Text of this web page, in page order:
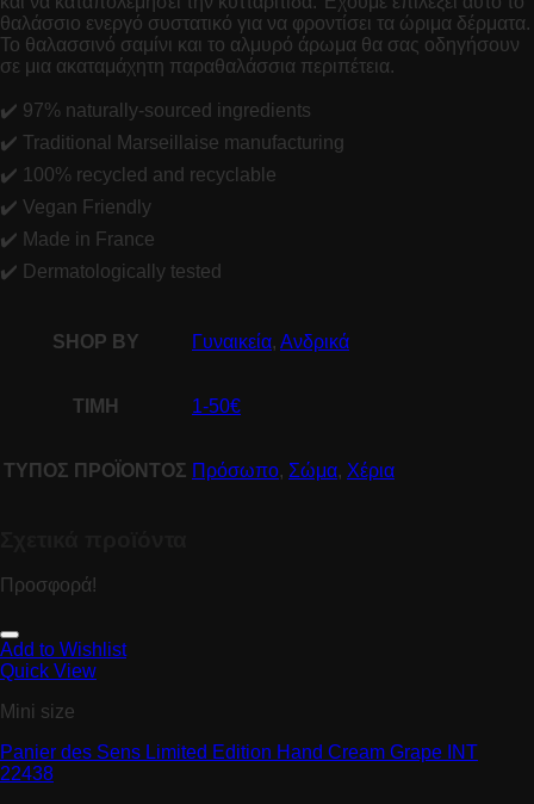
θαλάσσιο ενεργό συστατικό για να φροντίσει τα ώριμα δέρματα.
Το θαλασσινό σαμίνι και το αλμυρό άρωμα θα σας οδηγήσουν
σε μια ακαταμάχητη παραθαλάσσια περιπέτεια.
✔️ 97% naturally-sourced ingredients
✔️ Traditional Marseillaise manufacturing
✔️ 100% recycled and recyclable
✔️ Vegan Friendly
✔️ Made in France
✔️ Dermatologically tested
SHOP BY Γυναικεία, Ανδρικά
ΤΙΜΗ 1-50€
ΤΥΠΟΣ ΠΡΟΪΟΝΤΟΣ Πρόσωπο, Σώμα, Χέρια
Προσφορά!
Add to Wishlist
Quick View
Mini size
Panier des Sens Limited Edition Hand Cream Grape INT
22438